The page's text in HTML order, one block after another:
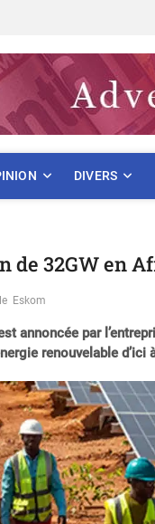
DIVERS
32GW en
Eskom
annoncée par
renouvelable d’ici